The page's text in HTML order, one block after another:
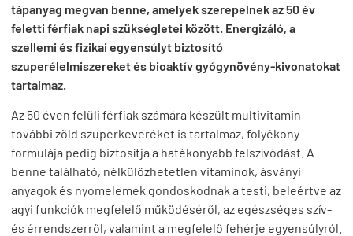
tápanyag megvan benne, amelyek szerepelnek az 50 év
feletti férfiak napi szükségletei között. Energizáló, a
szellemi és fizikai egyensúlyt biztosító
szuperélelmiszereket és bioaktív gyógynövény-kivonatokat
tartalmaz.
Az 50 éven felüli férfiak számára készült multivitamin
további zöld szuperkeveréket is tartalmaz, folyékony
formulája pedig biztosítja a hatékonyabb felszívódást. A
benne található, nélkülözhetetlen vitaminok, ásványi
anyagok és nyomelemek gondoskodnak a testi, beleértve az
agyi funkciók megfelelő működéséről, az egészséges szív-
és érrendszerről, valamint a megfelelő fehérje egyensúlyról.